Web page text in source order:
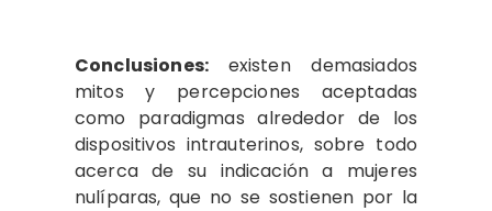
Conclusiones: existen demasiados
mitos y percepciones aceptadas
como paradigmas alrededor de los
dispositivos intrauterinos, sobre todo
acerca de su indicación a mujeres
nulíparas, que no se sostienen por la